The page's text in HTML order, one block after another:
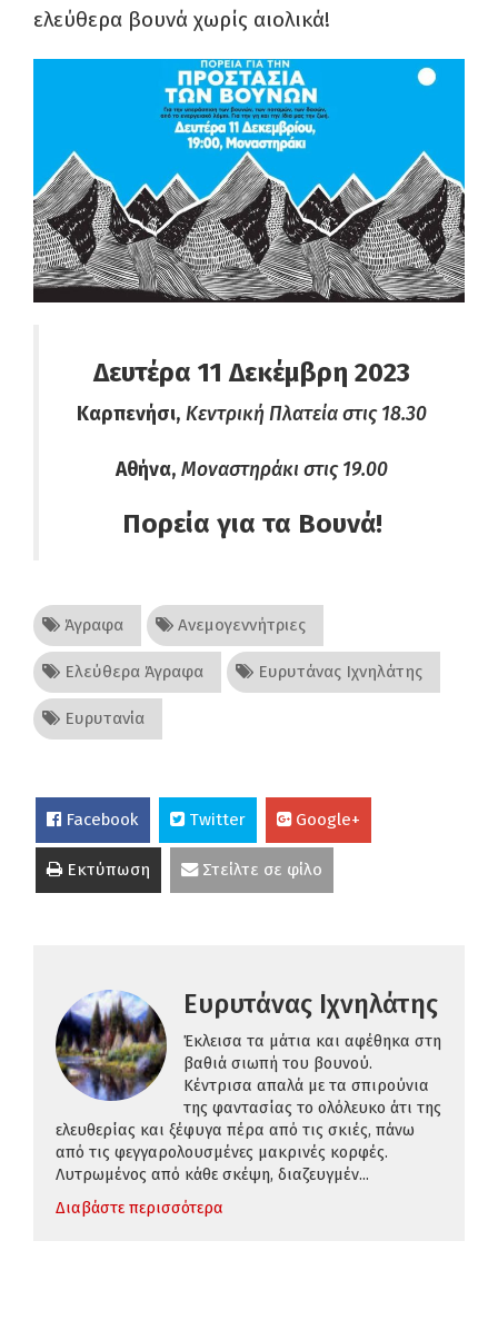
ελεύθερα βουνά χωρίς αιολικά!
Δευτέρα 11 Δεκέμβρη 2023
Καρπενήσι, Κεντρική Πλατεία στις 18.30
Αθήνα, Μοναστηράκι στις 19.00
Πορεία για τα Βουνά!
Άγραφα Ανεμογεννήτριες
Ελεύθερα Άγραφα Ευρυτάνας Ιχνηλάτης
Ευρυτανία
Facebook Twitter Google+
Εκτύπωση Στείλτε σε φίλο
Ευρυτάνας Ιχνηλάτης
Έκλεισα τα μάτια και αφέθηκα στη
βαθιά σιωπή του βουνού.
Κέντρισα απαλά με τα σπιρούνια
της φαντασίας το ολόλευκο άτι της
ελευθερίας και ξέφυγα πέρα από τις σκιές, πάνω
από τις φεγγαρολουσμένες μακρινές κορφές.
Λυτρωμένος από κάθε σκέψη, διαζευγμέν...
Διαβάστε περισσότερα